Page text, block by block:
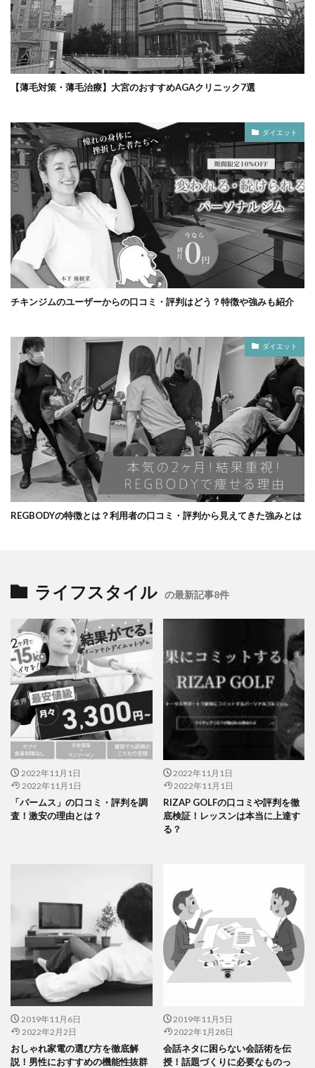
【薄毛対策・薄毛治療】大宮のおすすめAGAクリニック7選
ダイエット
チキンジムのユーザーからの口コミ・評判はどう？特徴や強みも紹介
ダイエット
REGBODYの特徴とは？利用者の口コミ・評判から見えてきた強みとは
ライフスタイル の最新記事8件
2022年11月1日
2022年11月1日
「パームス」の口コミ・評判を調
査！激安の理由とは？
2022年11月1日
2022年11月1日
RIZAP GOLFの口コミや評判を徹
底検証！レッスンは本当に上達す
る？
2019年11月6日
2022年2月2日
おしゃれ家電の選び方を徹底解
説！男性におすすめの機能性抜群
2019年11月5日
2022年1月28日
会話ネタに困らない会話術を伝
授！話題づくりに必要なものっ